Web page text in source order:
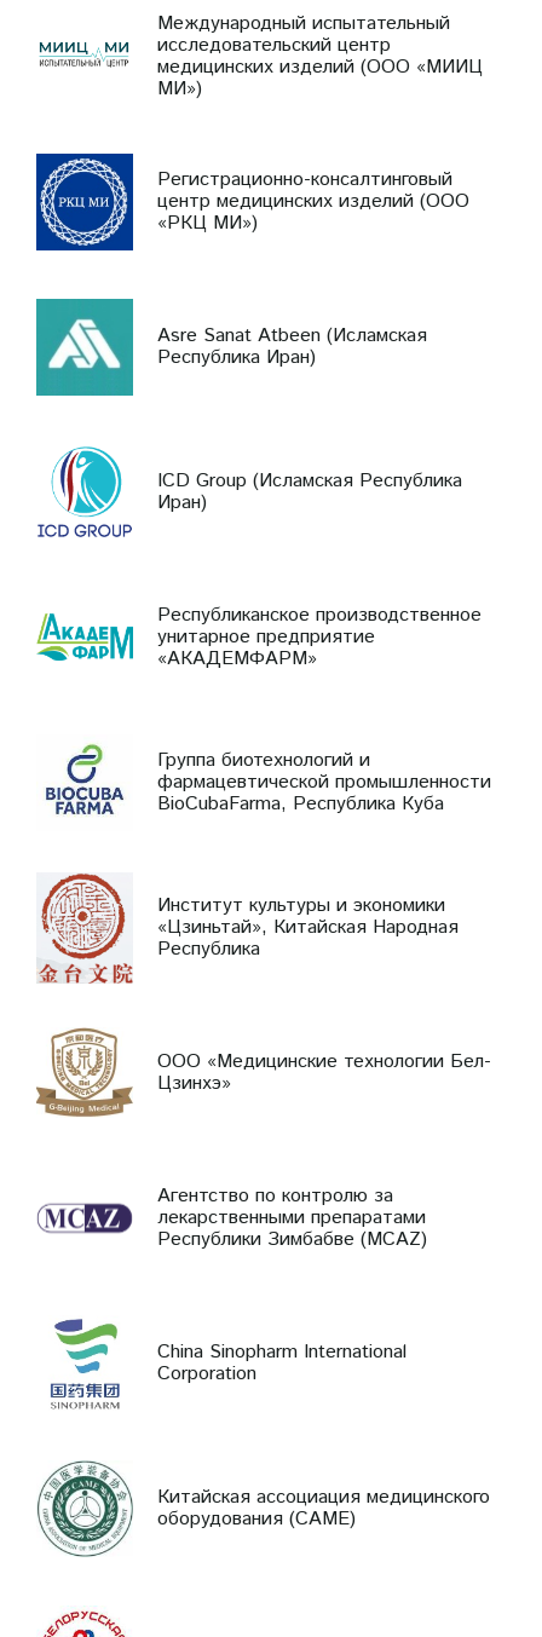
Международный испытательный
исследовательский центр
медицинских изделий (ООО «МИИЦ
МИ»)
Регистрационно-консалтинговый
центр медицинских изделий (ООО
«РКЦ МИ»)
Asre Sanat Atbeen (Исламская
Республика Иран)
ICD Group (Исламская Республика
Иран)
Республиканское производственное
унитарное предприятие
«АКАДЕМФАРМ»
Группа биотехнологий и
фармацевтической промышленности
BioCubaFarma, Республика Куба
Институт культуры и экономики
«Цзиньтай», Китайская Народная
Республика
ООО «Медицинские технологии Бел-
Цзинхэ»
Агентство по контролю за
лекарственными препаратами
Республики Зимбабве (MCAZ)
China Sinopharm International
Corporation
Китайская ассоциация медицинского
оборудования (CAME)